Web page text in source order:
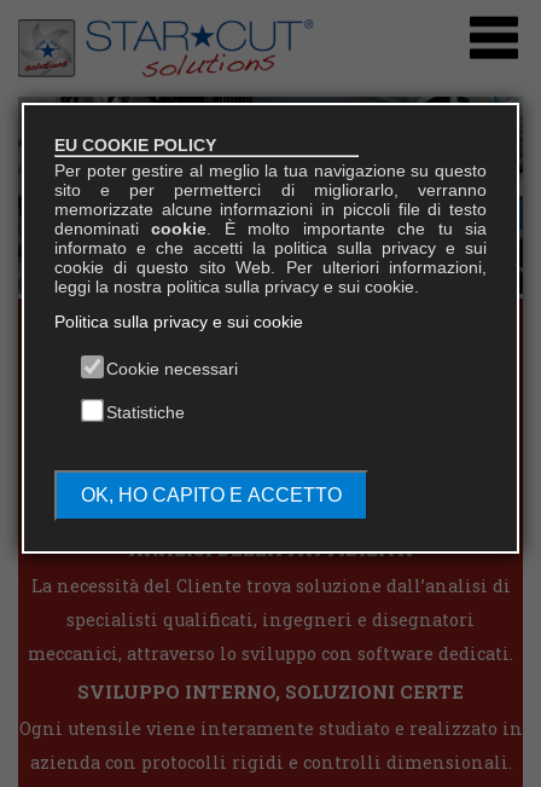
CONSULENZA INIZIALE PER UN
RISULTATO OTTIMALE
Ogni necessità crea una nuova opportunità di crescita,
consulenza direttamente dal Cliente in maniera
ANALISI DELLA FATTIBILITÀ
La necessità del Cliente trova soluzione dall’analisi di
specialisti qualificati, ingegneri e disegnatori
meccanici, attraverso lo sviluppo con software dedicati.
SVILUPPO INTERNO, SOLUZIONI CERTE
Ogni utensile viene interamente studiato e realizzato in
azienda con protocolli rigidi e controlli dimensionali.
EU COOKIE POLICY
Per poter gestire al meglio la tua navigazione su questo
sito e per permetterci di migliorarlo, verranno
memorizzate alcune informazioni in piccoli file di testo
denominaticookie . È molto importante che tu sia
informato e che accetti la politica sulla privacy e sui
cookie di questo sito Web. Per ulteriori informazioni,
leggi la nostra politica sulla privacy e sui cookie.
Politica sulla privacy e sui cookie
Cookie necessari
Statistiche
OK, HO CAPITO E ACCETTO